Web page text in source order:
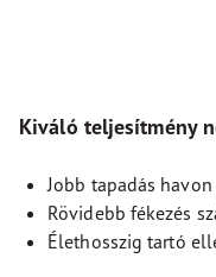
Kiváló teljesítmény
Jobb tapadás havon
Rövidebb fékezés
Élethosszig tartó